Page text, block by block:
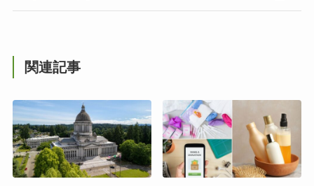
関連記事